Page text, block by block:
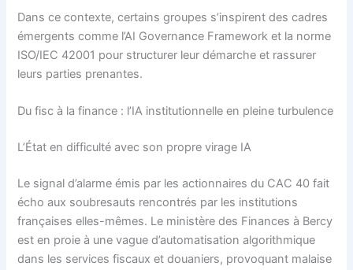
Dans ce contexte, certains groupes s’inspirent des cadres
émergents comme l’AI Governance Framework et la norme
ISO/IEC 42001 pour structurer leur démarche et rassurer
leurs parties prenantes.
Du fisc à la finance : l’IA institutionnelle en pleine turbulence
L’État en difficulté avec son propre virage IA
Le signal d’alarme émis par les actionnaires du CAC 40 fait
écho aux soubresauts rencontrés par les institutions
françaises elles-mêmes. Le ministère des Finances à Bercy
est en proie à une vague d’automatisation algorithmique
dans les services fiscaux et douaniers, provoquant malaise